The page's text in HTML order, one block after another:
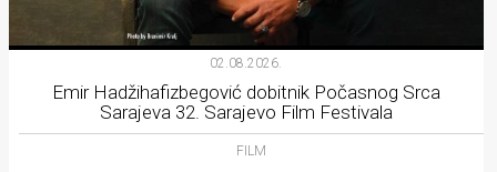
02.08.2026.
Emir Hadžihafizbegović dobitnik Počasnog Srca
Sarajeva 32. Sarajevo Film Festivala
FILM